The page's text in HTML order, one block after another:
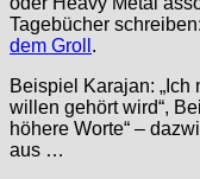
Tagebücher schreiben:
dem Groll .
Beispiel Karajan:
willen gehört wird“,
höhere Worte“ –
aus …